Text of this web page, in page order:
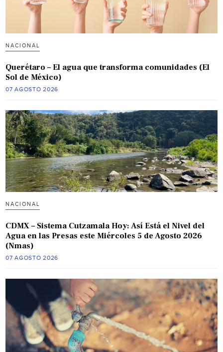
NACIONAL
Querétaro – El agua que transforma comunidades (El
Sol de México)
07 AGOSTO 2026
NACIONAL
CDMX – Sistema Cutzamala Hoy: Así Está el Nivel del
Agua en las Presas este Miércoles 5 de Agosto 2026
(Nmas)
07 AGOSTO 2026